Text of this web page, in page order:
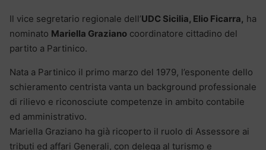
Il vice segretario regionale dell’UDC Sicilia, Elio Ficarra, ha
nominato Mariella Graziano coordinatore cittadino del
partito a Partinico.
Nata a Partinico il primo marzo del 1979, l’esponente dello
schieramento centrista vanta un background professionale
di rilievo e riconosciute competenze in ambito contabile
ed amministrativo.
Mariella Graziano ha già ricoperto il ruolo di Assessore ai
tributi ed affari Generali, con delega al turismo e